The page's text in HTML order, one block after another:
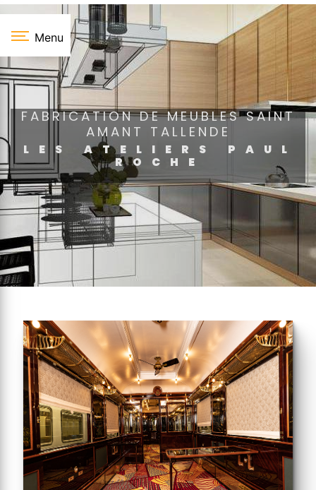
Menu
FABRICATION DE MEUBLES SAINT
AMANT TALLENDE
LES ATELIERS PAUL
ROCHE
Panneau de gestion des cookies